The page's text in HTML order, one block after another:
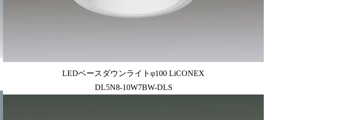
LEDベースダウンライトφ100 LiCONEX
DL5N8-10W7BW-DLS